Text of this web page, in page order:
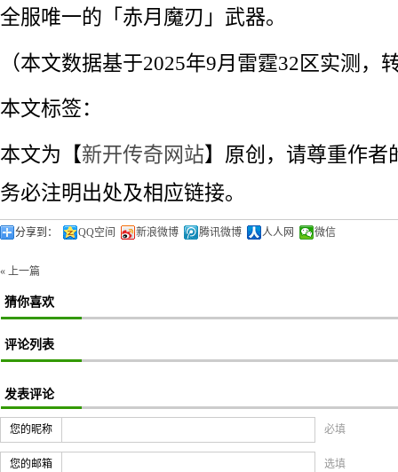
全服唯一的「赤月魔刃」武器。
（本文数据基于2025年9月雷霆32区实测，
本文标签：
本文为【新开传奇网站】原创，请尊重作者
务必注明出处及相应链接。
分享到： QQ空间 新浪微博 腾讯微博 人人网 微信
« 上一篇
猜你喜欢
评论列表
发表评论
您的昵称 必填
您的邮箱 选填